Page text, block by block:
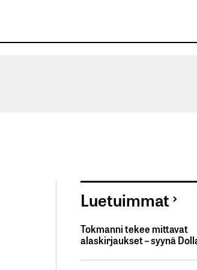
Luetuimmat
Tokmanni tekee mittavat
alaskirjaukset – syynä